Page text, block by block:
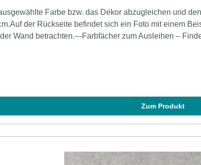
Farbe bzw. das Dekor abzugleichen und
der Rückseite befindet sich ein Foto mit einem
Wand betrachten.---Farbfächer zum Ausleihen –
Zum Produkt